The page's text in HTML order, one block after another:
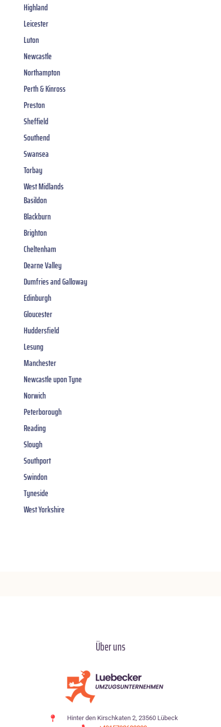
Highland
Leicester
Luton
Newcastle
Northampton
Perth & Kinross
Preston
Sheffield
Southend
Swansea
Torbay
West Midlands
Basildon
Blackburn
Brighton
Cheltenham
Dearne Valley
Dumfries and Galloway
Edinburgh
Gloucester
Huddersfield
Lesung
Manchester
Newcastle upon Tyne
Norwich
Peterborough
Reading
Slough
Southport
Swindon
Tyneside
West Yorkshire
Über uns
Hinter den Kirschkaten 2, 23560 Lübeck